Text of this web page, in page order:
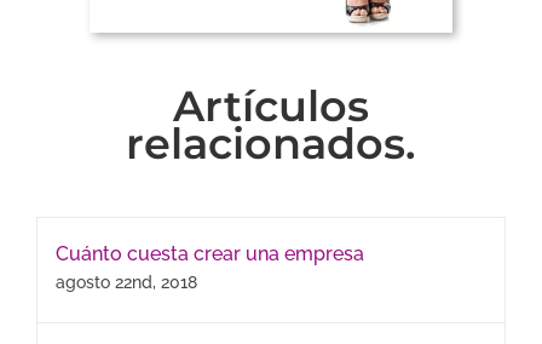
Artículos
relacionados.
Cuánto cuesta crear una empresa
agosto 22nd, 2018